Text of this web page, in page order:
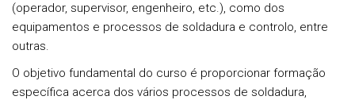
(operador, supervisor, engenheiro, etc.), como dos
equipamentos e processos de soldadura e controlo, entre
outras.
O objetivo fundamental do curso é proporcionar formação
específica acerca dos vários processos de soldadura,